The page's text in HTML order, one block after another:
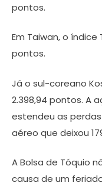
pontos.
Em Taiwan, o índice
pontos.
Já o sul-coreano
2.398,94 pontos. A
estendeu as
aéreo que deixou
A Bolsa de Tóquio
causa de um